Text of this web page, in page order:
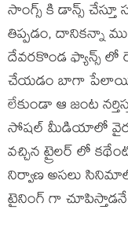
సాంగ్స్ కి డాన్స్
తిప్పడం, దానికన్నా
దేవరకొండ ఫ్యాన్స్
చేయడం బాగా
లేకుండా ఆ జంట
సోషల్ మీడియాలో
వచ్చిన ట్రైలర్ లో
నిర్వాణ అసలు
టైనింగ్ గా చూపిస్తాడనే